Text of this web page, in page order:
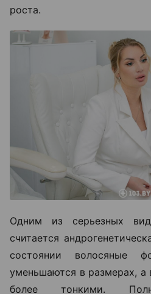
роста.
Одним из серьезных
считается
состоянии волосяные
уменьшаются в размерах, а
более тонкими.